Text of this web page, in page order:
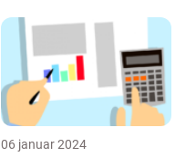
06 januar 2024